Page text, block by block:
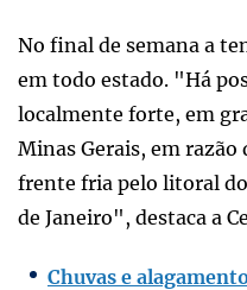
No final de semana a
em todo estado. "Há
localmente forte, em
Minas Gerais, em razão
frente fria pelo litoral
de Janeiro", destaca a
Chuvas e